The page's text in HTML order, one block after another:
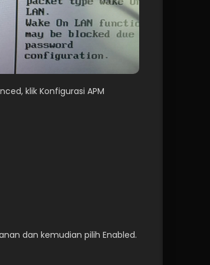
klik Konfigurasi APM
dan kemudian pilih Enabled.